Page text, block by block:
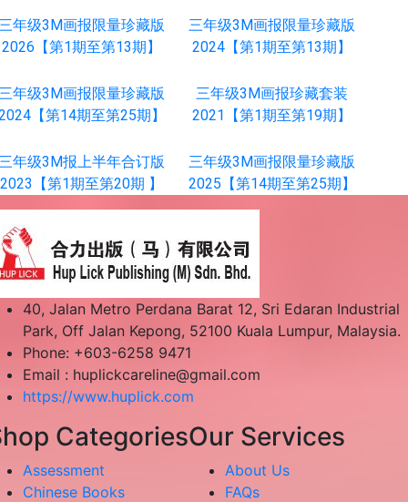
年级3M画报限量珍藏版
2026【第1期至第13期】
三年级3M画报限量珍藏版
2024【第1期至第13期】
年级3M画报限量珍藏版
【第14期至第25期】
三年级3M画报珍藏套装
2021【第1期至第19期】
年级3M报上半年合订版
2023【第1期至第20期 】
三年级3M画报限量珍藏版
2025【第14期至第25期】
40, Jalan Metro Perdana Barat 12, Sri Edaran Industrial
Park, Off Jalan Kepong, 52100 Kuala Lumpur, Malaysia.
Phone: +603-6258 9471
Email : huplickcareline@gmail.com
https://www.huplick.com
Categories
Assessment
Chinese Books
Our Services
About Us
FAQs